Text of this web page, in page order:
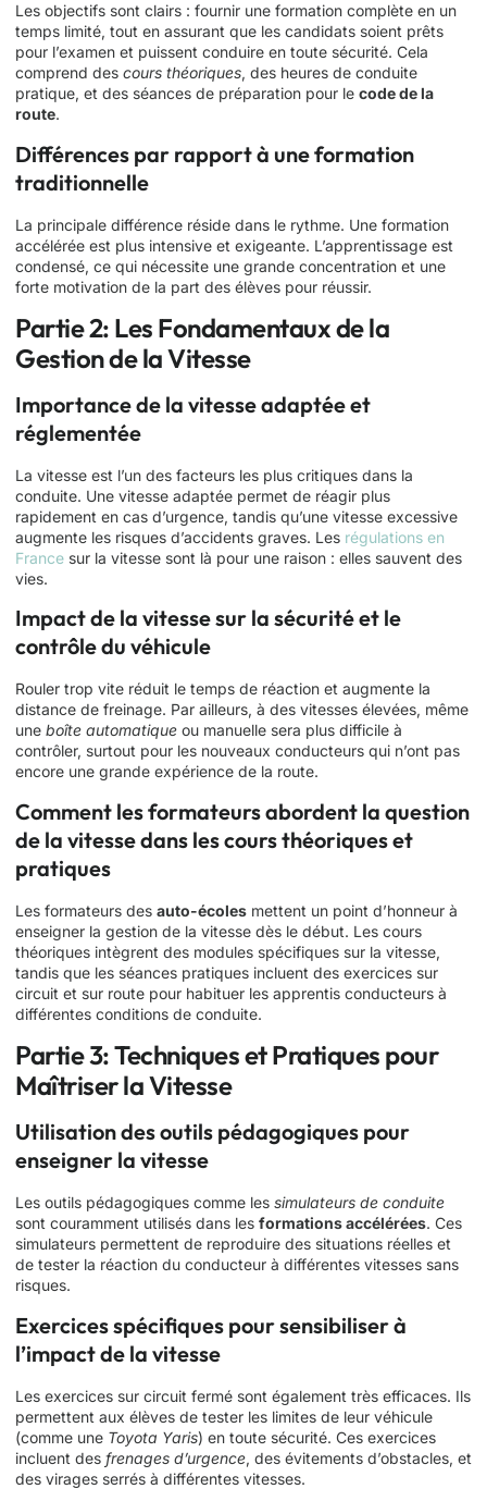
Les objectifs sont clairs : fournir une formation complète en un
temps limité, tout en assurant que les candidats soient prêts
pour l’examen et puissent conduire en toute sécurité. Cela
comprend des cours théoriques, des heures de conduite
pratique, et des séances de préparation pour le code de la
route.
Différences par rapport à une formation
traditionnelle
La principale différence réside dans le rythme. Une formation
accélérée est plus intensive et exigeante. L’apprentissage est
condensé, ce qui nécessite une grande concentration et une
forte motivation de la part des élèves pour réussir.
Partie 2: Les Fondamentaux de la
Gestion de la Vitesse
Importance de la vitesse adaptée et
réglementée
La vitesse est l’un des facteurs les plus critiques dans la
conduite. Une vitesse adaptée permet de réagir plus
rapidement en cas d’urgence, tandis qu’une vitesse excessive
augmente les risques d’accidents graves. Les régulations en
France sur la vitesse sont là pour une raison : elles sauvent des
vies.
Impact de la vitesse sur la sécurité et le
contrôle du véhicule
Rouler trop vite réduit le temps de réaction et augmente la
distance de freinage. Par ailleurs, à des vitesses élevées, même
une boîte automatique ou manuelle sera plus difficile à
contrôler, surtout pour les nouveaux conducteurs qui n’ont pas
encore une grande expérience de la route.
Comment les formateurs abordent la question
de la vitesse dans les cours théoriques et
pratiques
Les formateurs des auto-écoles mettent un point d’honneur à
enseigner la gestion de la vitesse dès le début. Les cours
théoriques intègrent des modules spécifiques sur la vitesse,
tandis que les séances pratiques incluent des exercices sur
circuit et sur route pour habituer les apprentis conducteurs à
différentes conditions de conduite.
Partie 3: Techniques et Pratiques pour
Maîtriser la Vitesse
Utilisation des outils pédagogiques pour
enseigner la vitesse
Les outils pédagogiques comme les simulateurs de conduite
sont couramment utilisés dans les formations accélérées. Ces
simulateurs permettent de reproduire des situations réelles et
de tester la réaction du conducteur à différentes vitesses sans
risques.
Exercices spécifiques pour sensibiliser à
l’impact de la vitesse
Les exercices sur circuit fermé sont également très efficaces. Ils
permettent aux élèves de tester les limites de leur véhicule
(comme une Toyota Yaris) en toute sécurité. Ces exercices
incluent des frenages d’urgence, des évitements d’obstacles, et
des virages serrés à différentes vitesses.